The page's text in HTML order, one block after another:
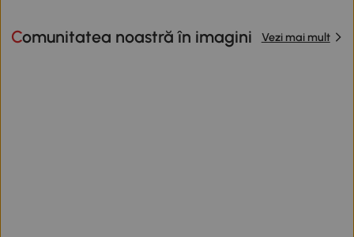
Comunitatea noastră în imagini Vezi mai mult